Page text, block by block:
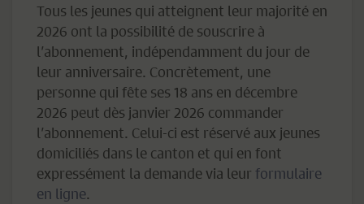
Tous les jeunes qui atteignent leur majorité en
2026 ont la possibilité de souscrire à
l’abonnement, indépendamment du jour de
leur anniversaire. Concrètement, une
personne qui fête ses 18 ans en décembre
2026 peut dès janvier 2026 commander
l’abonnement. Celui-ci est réservé aux jeunes
domiciliés dans le canton et qui en font
expressément la demande via leur formulaire
en ligne.